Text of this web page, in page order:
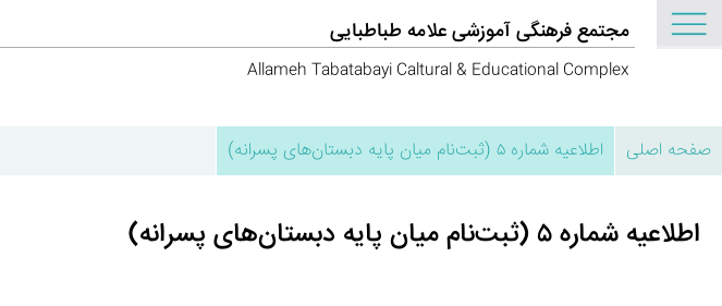
مجتمع فرهنگی آموزشی علامه طباطبایی
Allameh Tabatabayi Caltural & Educational Complex
صفحه اصلی اطلاعیه شماره ۵ (ثبت‌نام میان پایه دبستان‌های پسرانه)
اطلاعیه شماره ۵ (ثبت‌نام میان پایه دبستان‌های پسرانه)